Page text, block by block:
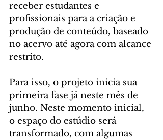
receber estudantes e
profissionais para a criação e
produção de conteúdo, baseado
no acervo até agora com alcance
restrito.
Para isso, o projeto inicia sua
primeira fase já neste mês de
junho. Neste momento inicial,
o espaço do estúdio será
transformado, com algumas